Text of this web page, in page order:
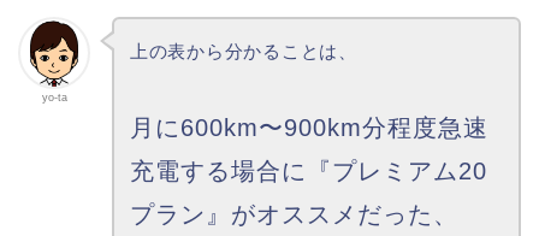
yo-ta
上の表から分かることは、
月に600km〜900km分程度急速
充電する場合に『プレミアム20
プラン』がオススメだった、